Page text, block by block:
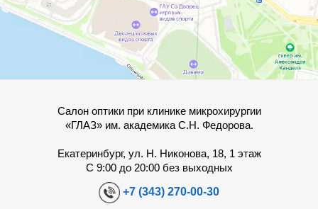
Салон оптики при клинике микрохирургии
«ГЛАЗ» им. академика С.Н. Федорова.
Екатеринбург, ул. Н. Никонова, 18, 1 этаж
С 9:00 до 20:00 без выходных
+7 (343) 270-00-30